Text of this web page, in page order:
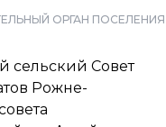
ОРГАН ПОСЕЛЕНИЯ
сельский Совет
Рожне-